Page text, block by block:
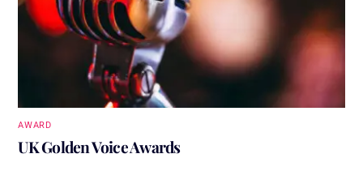
AWARD
UK Golden Voice Awards